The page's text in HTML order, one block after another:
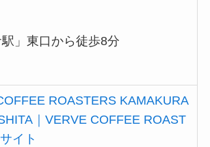
」東口から徒歩8分
ROASTERS KAMAKURA
｜VERVE COFFEE ROAST
イト